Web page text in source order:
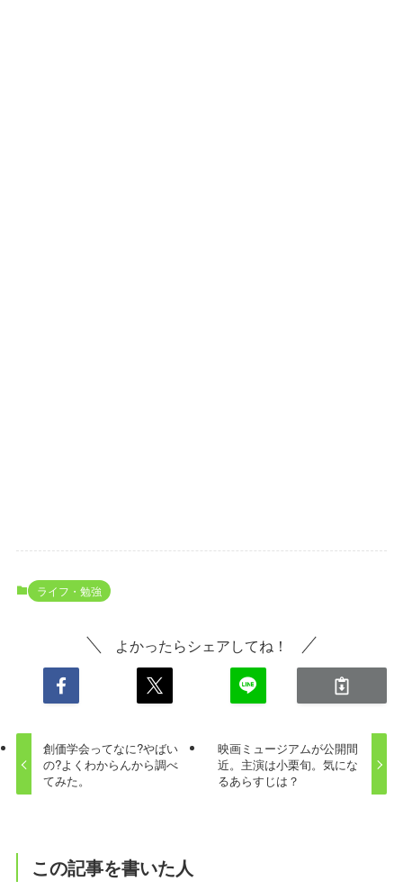
ライフ・勉強
よかったらシェアしてね！
創価学会ってなに?やばい
の?よくわからんから調べ
てみた。
映画ミュージアムが公開間
近。主演は小栗旬。気にな
るあらすじは？
この記事を書いた人